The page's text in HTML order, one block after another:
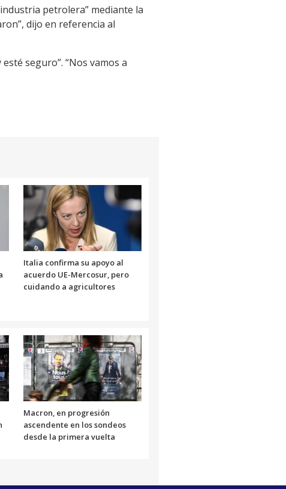
petrolera” mediante la
dijo en referencia al
seguro”. “Nos vamos a
Italia confirma su apoyo al
acuerdo UE-Mercosur, pero
cuidando a agricultores
Macron, en progresión
ascendente en los sondeos
desde la primera vuelta